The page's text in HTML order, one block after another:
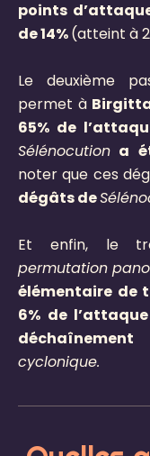
points
de 14%(atteint à
Le deuxième
permet à
65% de
Sélénocution a
noter que ces
dégâts de
Et enfin, le
permutation
élémentaire de
6% de
cyclonique.